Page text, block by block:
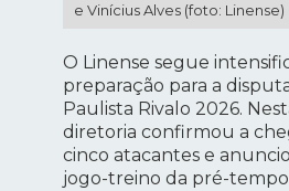
e Vinícius Alves (foto: Linense)
O Linense segue
preparação para a
Paulista Rivalo 2026.
diretoria confirmou a
cinco atacantes e
jogo-treino da pré-